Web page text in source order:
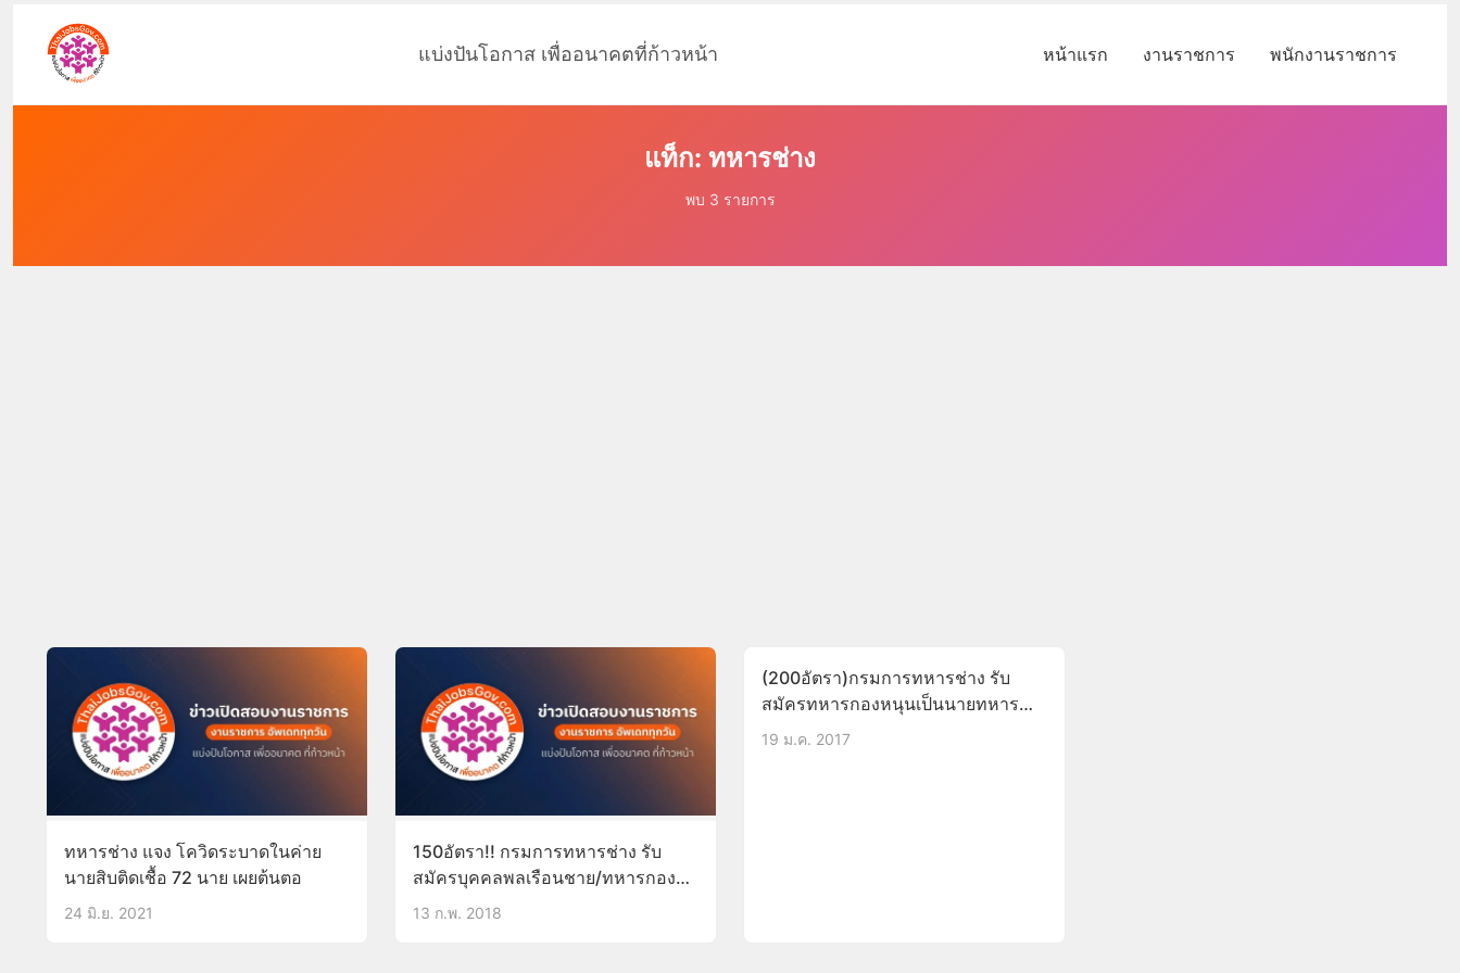
แบ่งปันโอกาส เพื่ออนาคตที่ก้าวหน้า หน้าแรก งานราชการ พนักงานราชการ
แท็ก: ทหารช่าง
พบ 3 รายการ
ทหารช่าง แจง โควิดระบาดในค่าย
นายสิบติดเชื้อ 72 นาย เผยต้นตอ
24 มิ.ย. 2021
150อัตรา!! กรมการทหารช่าง รับ
สมัครบุคคลพลเรือนชาย/ทหารกอง
หนุน สอบบรรจุรับราชการเป็นนาย
13 ก.พ. 2018
(200อัตรา)กรมการทหารช่าง รับ
สมัครทหารกองหนุนเป็นนายทหาร
ประทวน23ม.ค.-3ก.พ.60
19 ม.ค. 2017